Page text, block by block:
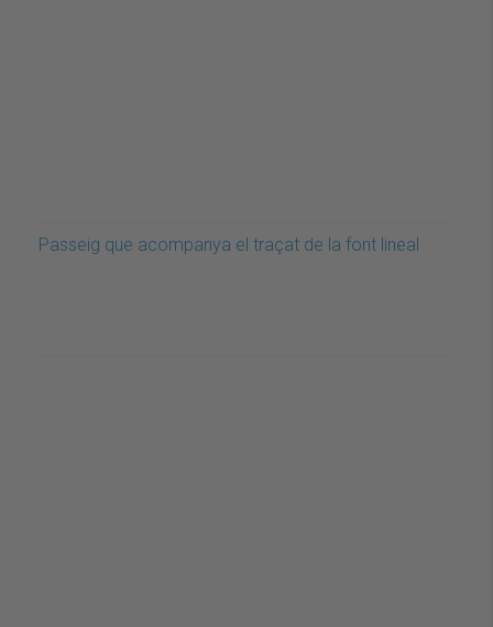
Passeig que acompanya el traçat de la font lineal